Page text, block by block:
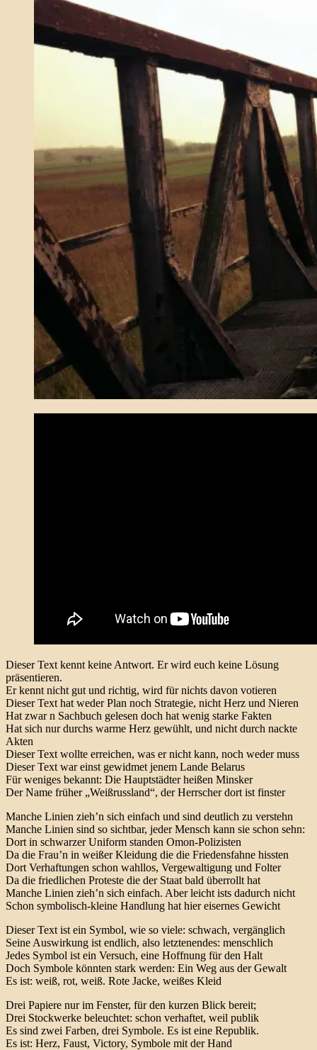
Dieser Text kennt keine Antwort. Er wird euch keine Lösung
präsentieren.
Er kennt nicht gut und richtig, wird für nichts davon votieren
Dieser Text hat weder Plan noch Strategie, nicht Herz und Nieren
Hat zwar n Sachbuch gelesen doch hat wenig starke Fakten
Hat sich nur durchs warme Herz gewühlt, und nicht durch nackte
Akten
Dieser Text wollte erreichen, was er nicht kann, noch weder muss
Dieser Text war einst gewidmet jenem Lande Belarus
Für weniges bekannt: Die Hauptstädter heißen Minsker
Der Name früher „Weißrussland“, der Herrscher dort ist finster
Manche Linien zieh’n sich einfach und sind deutlich zu verstehn
Manche Linien sind so sichtbar, jeder Mensch kann sie schon sehn:
Dort in schwarzer Uniform standen Omon-Polizisten
Da die Frau’n in weißer Kleidung die die Friedensfahne hissten
Dort Verhaftungen schon wahllos, Vergewaltigung und Folter
Da die friedlichen Proteste die der Staat bald überrollt hat
Manche Linien zieh’n sich einfach. Aber leicht ists dadurch nicht
Schon symbolisch-kleine Handlung hat hier eisernes Gewicht
Dieser Text ist ein Symbol, wie so viele: schwach, vergänglich
Seine Auswirkung ist endlich, also letztenendes: menschlich
Jedes Symbol ist ein Versuch, eine Hoffnung für den Halt
Doch Symbole könnten stark werden: Ein Weg aus der Gewalt
Es ist: weiß, rot, weiß. Rote Jacke, weißes Kleid
Drei Papiere nur im Fenster, für den kurzen Blick bereit;
Drei Stockwerke beleuchtet: schon verhaftet, weil publik
Es sind zwei Farben, drei Symbole. Es ist eine Republik.
Es ist: Herz, Faust, Victory, Symbole mit der Hand